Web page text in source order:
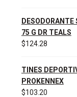
75 G DR TEALS
$124.28
TINES
PROKENNEX
$103.20